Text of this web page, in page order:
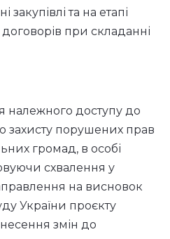
закупівлі та на етапі
при складанні
належного доступу до
захисту порушених прав
громад, в особі
схвалення у
на висновок
України проєкту
змін до